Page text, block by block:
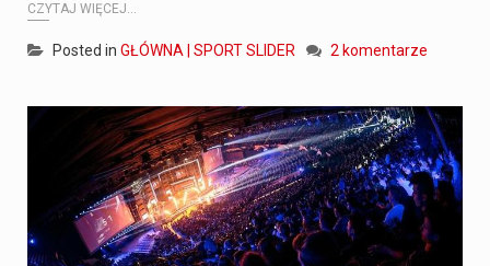
CZYTAJ WIĘCEJ...
Posted in GŁÓWNA | SPORT SLIDER 2 komentarze